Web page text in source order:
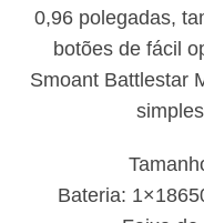
0,96 polegadas,
botões de fácil
Smoant Battlestar
Bateria: